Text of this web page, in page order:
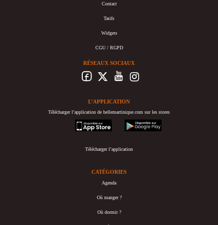
Contact
Tarifs
Widgets
CGU / RGPD
RÉSEAUX SOCIAUX
L’APPLICATION
Télécharger l’application de bellemartinique.com sur les stores
appstore
googleplay
Télécharger l’application
CATÉGORIES
Agenda
Où manger ?
Où dormir ?